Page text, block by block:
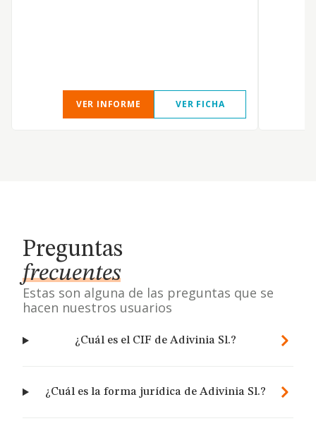
VER INFORME VER FICHA
Preguntas
frecuentes
Estas son alguna de las preguntas que se
hacen nuestros usuarios
¿Cuál es el CIF de Adivinia Sl.?
¿Cuál es la forma jurídica de Adivinia Sl.?